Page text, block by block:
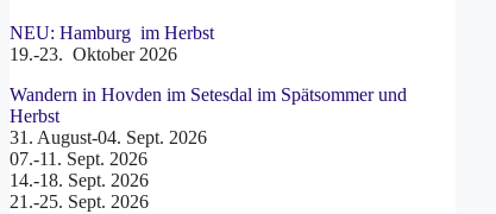
NEU: Hamburg im Herbst
19.-23. Oktober 2026
Wandern in Hovden im Setesdal im Spätsommer und
Herbst
31. August-04. Sept. 2026
07.-11. Sept. 2026
14.-18. Sept. 2026
21.-25. Sept. 2026